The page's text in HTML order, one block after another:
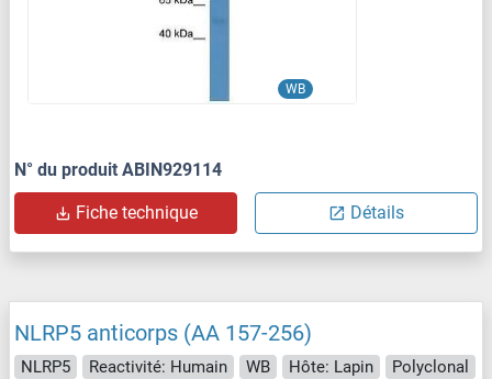
WB
N° du produit ABIN929114
Fiche technique Détails
NLRP5 anticorps (AA 157-256)
NLRP5 Reactivité: Humain WB Hôte: Lapin
Polyclonal